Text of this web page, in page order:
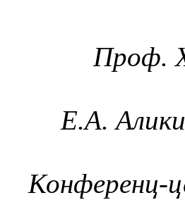
Проф.
Е.А.
Конференц-